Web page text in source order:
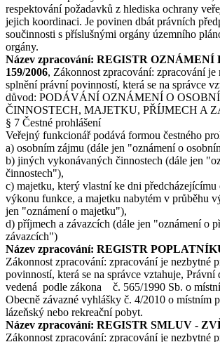
respektování požadavků z hlediska ochrany
jejich koordinaci. Je povinen dbát právních
součinnosti s příslušnými orgány územního
orgány.
Název zpracování: REGISTR
159/2006, Zákonnost zpracování: zpracování je
splnění právní povinností, která se na správce
důvod: PODÁVÁNÍ OZNÁMENÍ O
ČINNOSTECH, MAJETKU, PŘÍJMECH A
§ 7 Čestné prohlášení
Veřejný funkcionář podává formou čestného
a) osobním zájmu (dále jen "oznámení o
b) jiných vykonávaných činnostech (dále jen
činnostech"),
c) majetku, který vlastní ke dni předcházejícímu
výkonu funkce, a majetku nabytém v průběhu
jen "oznámení o majetku"),
d) příjmech a závazcích (dále jen "oznámení o
závazcích")
Název zpracování: REGISTR
Zákonnost zpracování: zpracování je nezbytné
povinností, která se na správce vztahuje,
vedená podle zákona č. 565/1990 Sb. o
Obecně závazné vyhlášky č. 4/2010 o místním
lázeňský nebo rekreační pobyt.
Název zpracování: REGISTR SMLUV -
Zákonnost zpracování: zpracování je nezbytné